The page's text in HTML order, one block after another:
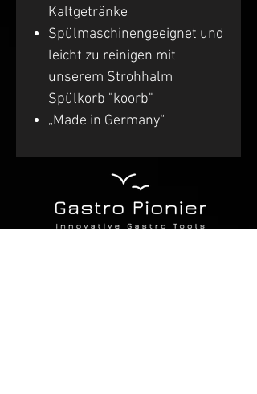
Kaltgetränke
Spülmaschinengeeignet und
leicht zu reinigen mit
unserem Strohhalm
Spülkorb "koorb"
„Made in Germany“